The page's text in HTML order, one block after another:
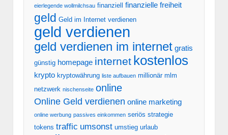
eierlegende wollmilchsau finanziell finanzielle freiheit
geld Geld im Internet verdienen
geld verdienen
geld verdienen im internet gratis
günstig homepage internet kostenlos
krypto kryptowährung liste aufbauen millionär mlm
netzwerk nischenseite online
Online Geld verdienen online marketing
online werbung passives einkommen seriös strategie
tokens traffic umsonst umstieg urlaub